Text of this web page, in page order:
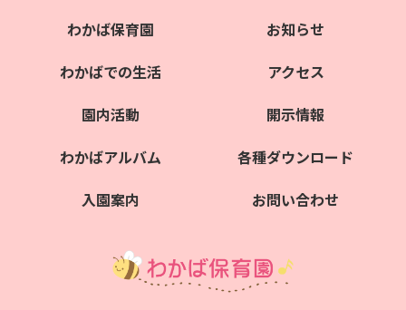
わかば保育園
わかばでの生活
園内活動
わかばアルバム
入園案内
お知らせ
アクセス
開示情報
各種ダウンロード
お問い合わせ